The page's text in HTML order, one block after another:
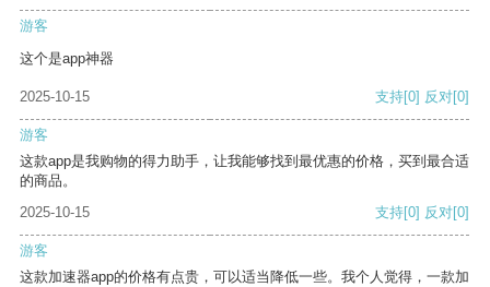
游客
这个是app神器
2025-10-15 支持[0] 反对[0]
游客
这款app是我购物的得力助手，让我能够找到最优惠的价格，买到最合适
的商品。
2025-10-15
支持[0] 反对[0]
游客
这款加速器app的价格有点贵，可以适当降低一些。我个人觉得，一款加